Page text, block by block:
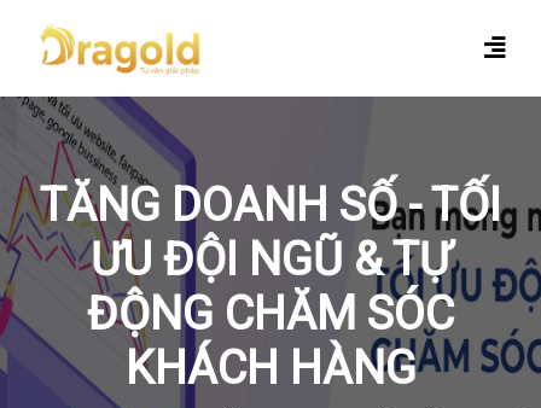
TĂNG DOANH SỐ - TỐI
ƯU ĐỘI NGŨ & TỰ
ĐỘNG CHĂM SÓC
KHÁCH HÀNG